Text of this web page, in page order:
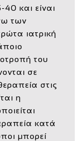
και είναι
των
ιατρική
του
σε
στις
η
κατά
μπορεί